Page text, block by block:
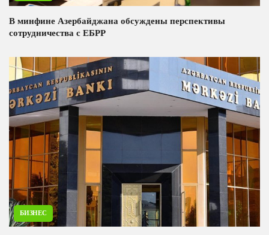
В минфине Азербайджана обсуждены перспективы
сотрудничества с ЕБРР
БИЗНЕС